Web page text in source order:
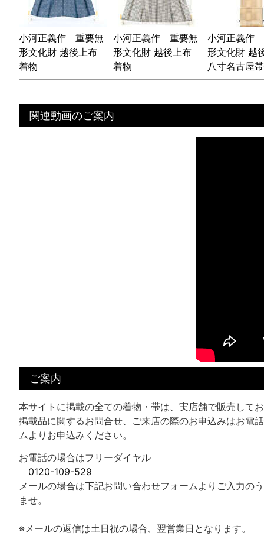
小河正義作 重要無
形文化財 越後上布
着物
小河正義作 重要無
形文化財 越後上布
着物
小河正義作
形文化財 越
八寸名古屋
仕立て品
関連動画のご案内
ご案内
本サイトに掲載の全ての着物・帯は、実店舗で販売して
掲載品に関するお問合せ、ご来店の際のお申込みはお電
ムよりお申込みください。
お電話の場合はフリーダイヤル
0120-109-529
メールの場合は下記お問い合わせフォームよりご入力の
ませ。
※メールの返信は土日祝の場合、翌営業日となります。